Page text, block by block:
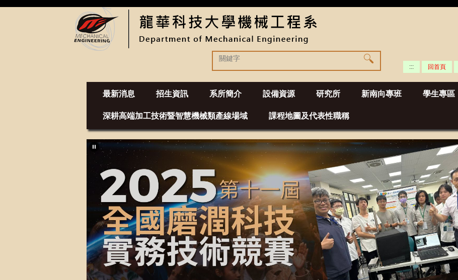
跳
::: 回首頁
最新消息 招生資訊 系所簡介 設備資源 研究所 新南向專班 學生專區
深耕高端加工技術暨智慧機械類產線場域 課程地圖及代表性職稱